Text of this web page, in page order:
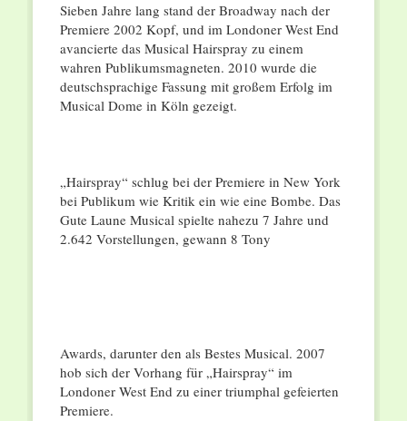
Sieben Jahre lang stand der Broadway nach der
Premiere 2002 Kopf, und im Londoner West End
avancierte das Musical Hairspray zu einem
wahren Publikumsmagneten. 2010 wurde die
deutschsprachige Fassung mit großem Erfolg im
Musical Dome in Köln gezeigt.
„Hairspray“ schlug bei der Premiere in New York
bei Publikum wie Kritik ein wie eine Bombe. Das
Gute Laune Musical spielte nahezu 7 Jahre und
2.642 Vorstellungen, gewann 8 Tony
Awards, darunter den als Bestes Musical. 2007
hob sich der Vorhang für „Hairspray“ im
Londoner West End zu einer triumphal gefeierten
Premiere.